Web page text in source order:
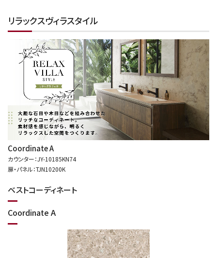
リラックスヴィラスタイル
Coordinate A
カウンター：JY-10185KN74
扉・パネル：TJN10200K
ベストコーディネート
Coordinate A